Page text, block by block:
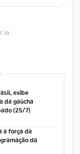
exibe
da gaúcha
(25/7)
a força da
da